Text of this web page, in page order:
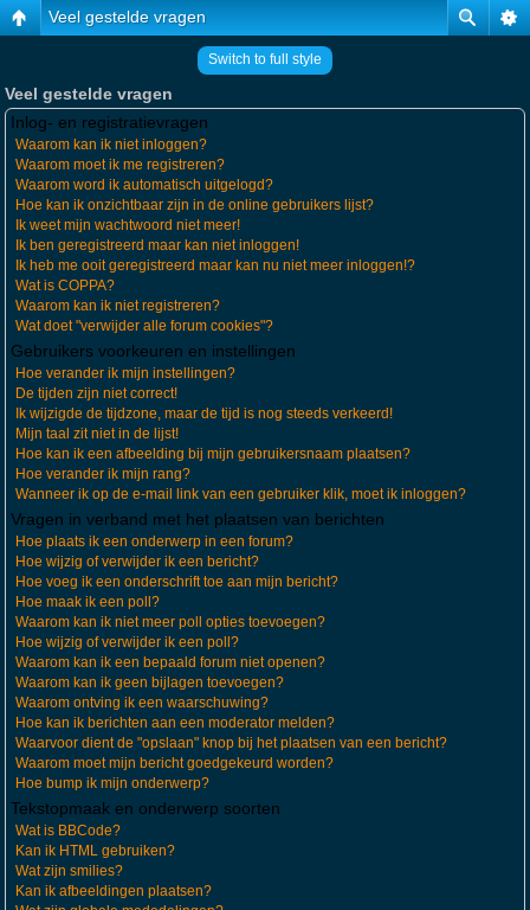
Veel gestelde vragen
Switch to full style
Veel gestelde vragen
Inlog- en registratievragen
Waarom kan ik niet inloggen?
Waarom moet ik me registreren?
Waarom word ik automatisch uitgelogd?
Hoe kan ik onzichtbaar zijn in de online gebruikers lijst?
Ik weet mijn wachtwoord niet meer!
Ik ben geregistreerd maar kan niet inloggen!
Ik heb me ooit geregistreerd maar kan nu niet meer inloggen!?
Wat is COPPA?
Waarom kan ik niet registreren?
Wat doet "verwijder alle forum cookies"?
Gebruikers voorkeuren en instellingen
Hoe verander ik mijn instellingen?
De tijden zijn niet correct!
Ik wijzigde de tijdzone, maar de tijd is nog steeds verkeerd!
Mijn taal zit niet in de lijst!
Hoe kan ik een afbeelding bij mijn gebruikersnaam plaatsen?
Hoe verander ik mijn rang?
Wanneer ik op de e-mail link van een gebruiker klik, moet ik inloggen?
Vragen in verband met het plaatsen van berichten
Hoe plaats ik een onderwerp in een forum?
Hoe wijzig of verwijder ik een bericht?
Hoe voeg ik een onderschrift toe aan mijn bericht?
Hoe maak ik een poll?
Waarom kan ik niet meer poll opties toevoegen?
Hoe wijzig of verwijder ik een poll?
Waarom kan ik een bepaald forum niet openen?
Waarom kan ik geen bijlagen toevoegen?
Waarom ontving ik een waarschuwing?
Hoe kan ik berichten aan een moderator melden?
Waarvoor dient de "opslaan" knop bij het plaatsen van een bericht?
Waarom moet mijn bericht goedgekeurd worden?
Hoe bump ik mijn onderwerp?
Tekstopmaak en onderwerp soorten
Wat is BBCode?
Kan ik HTML gebruiken?
Wat zijn smilies?
Kan ik afbeeldingen plaatsen?